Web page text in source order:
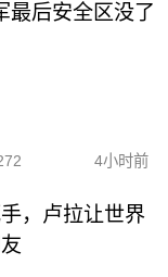
最后安全区没了
4小时前
，卢拉让世界